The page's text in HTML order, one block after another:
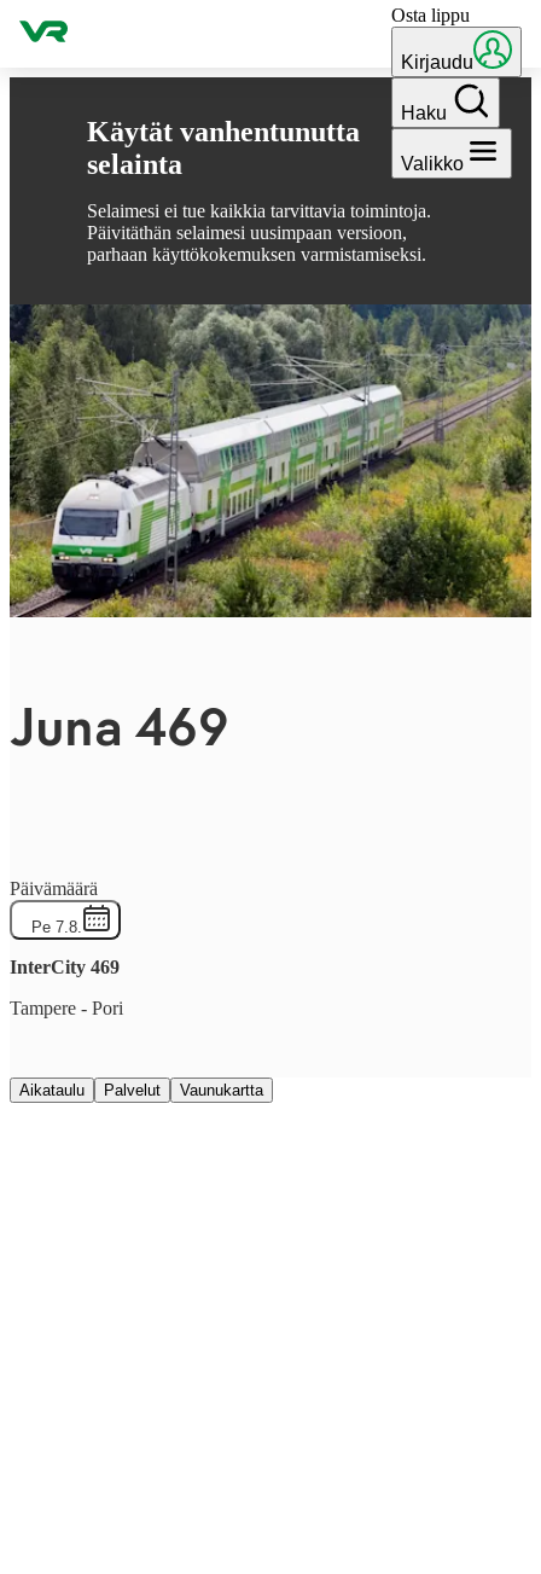
Käytät vanhentunutta
selainta
Selaimesi ei tue kaikkia tarvittavia toimintoja.
Päivitäthän selaimesi uusimpaan versioon,
parhaan käyttökokemuksen varmistamiseksi.
Hyppää sisältöön Osta lippu
Kirjaudu
Haku
Valikko
Juna 469
Päivämäärä
Pe 7.8.
InterCity 469
Tampere - Pori
Aikataulu Palvelut Vaunukartta